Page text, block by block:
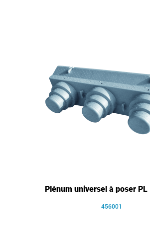
Plénum universel à poser PL
456001